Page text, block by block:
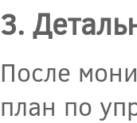
3.
После
план по